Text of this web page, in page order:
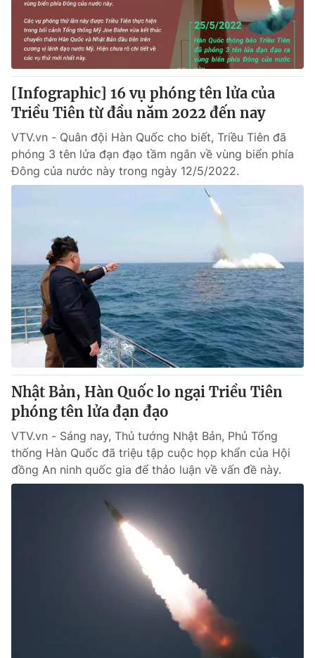
® Cấm sao chép dưới mọi hình thức nếu không có sự chấp
thông tin từ website này.
[Infographic] 16 vụ phóng tên lửa của
Triều Tiên từ đầu năm 2022 đến nay
VTV.vn - Quân đội Hàn Quốc cho biết, Triều Tiên đã
phóng 3 tên lửa đạn đạo tầm ngắn về vùng biển phía
Đông của nước này trong ngày 12/5/2022.
Nhật Bản, Hàn Quốc lo ngại Triều Tiên
phóng tên lửa đạn đạo
VTV.vn - Sáng nay, Thủ tướng Nhật Bản, Phủ Tổng
thống Hàn Quốc đã triệu tập cuộc họp khẩn của Hội
đồng An ninh quốc gia để thảo luận về vấn đề này.